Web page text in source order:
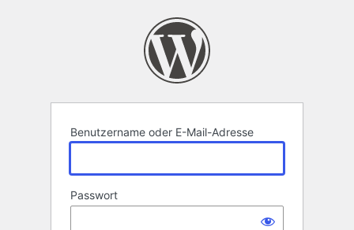
Benutzername oder E-Mail-Adresse
Passwort